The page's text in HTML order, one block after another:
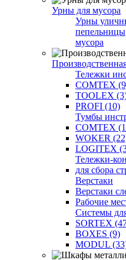
Урны для мусора
Урны
пепельницы
мусора
Тележки
COMTEX
TOOLEX
PROFI (10)
Тумбы
COMTEX
WOKER
LOGITEX
Тележки-
для сбора
Верстаки
Верстаки
Рабочие
Системы
SORTEX
BOXES (9)
MODUL